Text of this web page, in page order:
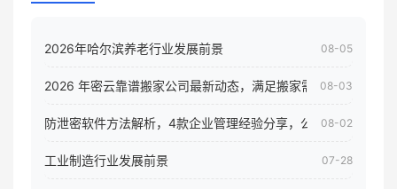
2026年哈尔滨养老行业发展前景 08-05
2026 年密云靠谱搬家公司最新动态，满足搬家需求！08-03
防泄密软件方法解析，4款企业管理经验分享，公司员工电脑核
08-02
工业制造行业发展前景 07-28